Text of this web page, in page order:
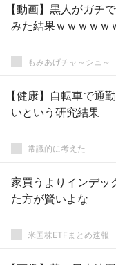
【動画】黒人がガチ
みた結果ｗｗｗｗｗ
もみあげチャ～シュ～
【健康】自転車で通
いという研究結果
常識的に考えた
家買うよりインデッ
た方が賢いよな
米国株ETFまとめ速報